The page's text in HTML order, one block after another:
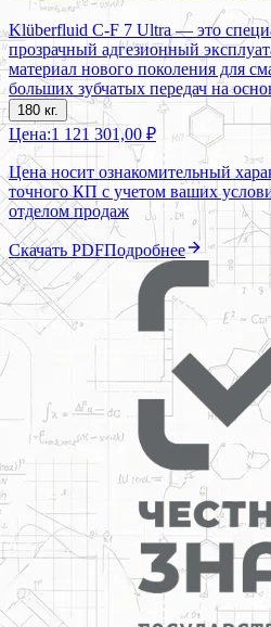
Klüberfluid C-F 7 Ultra — это
прозрачный адгезионный
материал нового поколения для
больших зубчатых передач на
180 кг.
Цена:1 121 301,00 ₽
Цена носит ознакомительный
точного КП с учетом ваших
отделом продаж
Скачать PDFПодробнее